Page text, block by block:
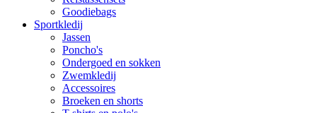
Goodiebags
Sportkledij
Jassen
Poncho's
Ondergoed en sokken
Zwemkledij
Accessoires
Broeken en shorts